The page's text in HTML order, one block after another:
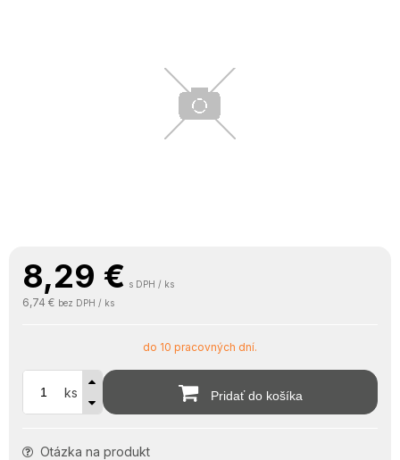
8,29 € s DPH / ks
6,74 € bez DPH / ks
do 10 pracovných dní.
ks Pridať do košíka
Otázka na produkt